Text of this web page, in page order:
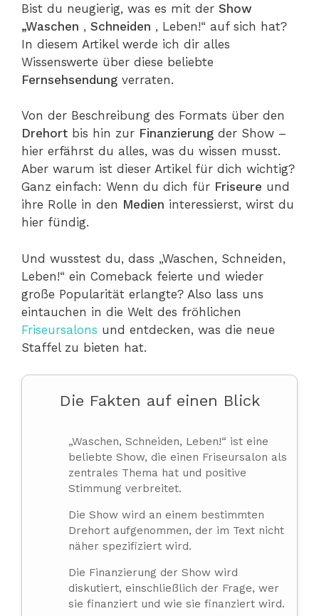
Bist du neugierig, was es mit der Show
„Waschen , Schneiden , Leben!“ auf sich hat?
In diesem Artikel werde ich dir alles
Wissenswerte über diese beliebte
Fernsehsendung verraten.
Von der Beschreibung des Formats über den
Drehort bis hin zur Finanzierung der Show –
hier erfährst du alles, was du wissen musst.
Aber warum ist dieser Artikel für dich wichtig?
Ganz einfach: Wenn du dich für Friseure und
ihre Rolle in den Medien interessierst, wirst du
hier fündig.
Und wusstest du, dass „Waschen, Schneiden,
Leben!“ ein Comeback feierte und wieder
große Popularität erlangte? Also lass uns
eintauchen in die Welt des fröhlichen
Friseursalons und entdecken, was die neue
Staffel zu bieten hat.
Die Fakten auf einen Blick
„Waschen, Schneiden, Leben!“ ist eine
beliebte Show, die einen Friseursalon als
zentrales Thema hat und positive
Stimmung verbreitet.
Die Show wird an einem bestimmten
Drehort aufgenommen, der im Text nicht
näher spezifiziert wird.
Die Finanzierung der Show wird
diskutiert, einschließlich der Frage, wer
sie finanziert und wie sie finanziert wird.